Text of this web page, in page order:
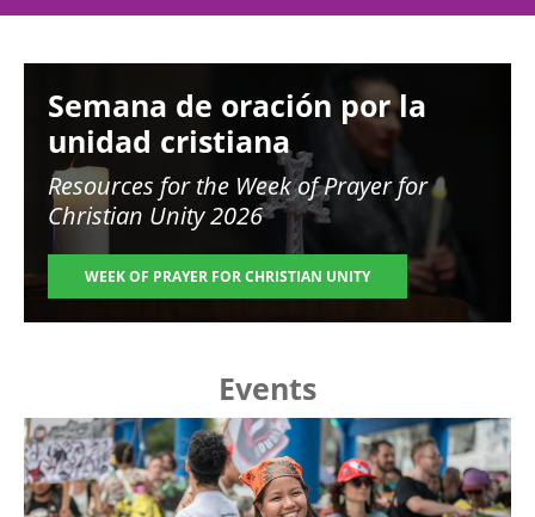
Semana de oración por la
unidad cristiana
Resources for the Week of Prayer for
Christian Unity 2026
WEEK OF PRAYER FOR CHRISTIAN UNITY
Events
Image